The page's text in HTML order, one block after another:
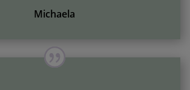
Michaela